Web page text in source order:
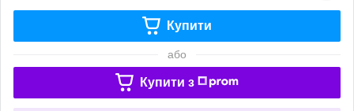
Купити
або
Купити з